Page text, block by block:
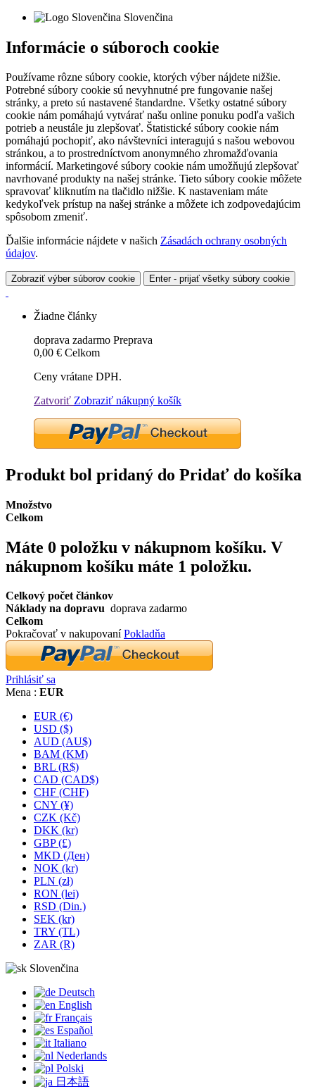
Slovenčina
Informácie o súboroch cookie
Používame rôzne súbory cookie, ktorých výber nájdete nižšie.
Potrebné súbory cookie sú nevyhnutné pre fungovanie našej
stránky, a preto sú nastavené štandardne. Všetky ostatné súbory
cookie nám pomáhajú vytvárať našu online ponuku podľa vašich
potrieb a neustále ju zlepšovať. Štatistické súbory cookie nám
pomáhajú pochopiť, ako návštevníci interagujú s našou webovou
stránkou, a to prostredníctvom anonymného zhromažďovania
informácií. Marketingové súbory cookie nám umožňujú zlepšovať
navrhované produkty na našej stránke. Tieto súbory cookie môžete
spravovať kliknutím na tlačidlo nižšie. K nastaveniam máte
kedykoľvek prístup na našej stránke a môžete ich zodpovedajúcim
spôsobom zmeniť.
Ďalšie informácie nájdete v našich Zásadách ochrany osobných
údajov.
Zobraziť výber súborov cookie Enter - prijať všetky súbory cookie
Žiadne články
doprava zadarmo Preprava
0,00 € Celkom
Ceny vrátane DPH.
Zatvoriť Zobraziť nákupný košík
Produkt bol pridaný do Pridať do košíka
Množstvo
Celkom
Máte 0 položku v nákupnom košíku. V
nákupnom košíku máte 1 položku.
Celkový počet článkov
Náklady na dopravu doprava zadarmo
Celkom
Pokračovať v nakupovaníPokladňa
Prihlásiť sa
Mena : EUR
EUR (€)
USD ($)
AUD (AU$)
BAM (KM)
BRL (R$)
CAD (CAD$)
CHF (CHF)
CNY (¥)
CZK (Kč)
DKK (kr)
GBP (£)
MKD (Ден)
NOK (kr)
PLN (zł)
RON (lei)
RSD (Din.)
SEK (kr)
TRY (TL)
ZAR (R)
Slovenčina
Deutsch
English
Français
Español
Italiano
Nederlands
Polski
日本語